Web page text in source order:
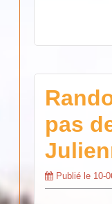
pas
Publié le 10-